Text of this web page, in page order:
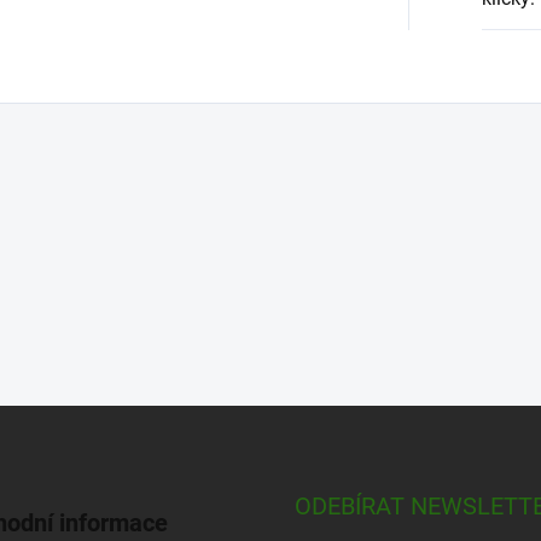
informace
ODEBÍRAT